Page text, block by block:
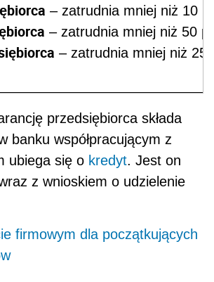
– zatrudnia mniej niż 10
– zatrudnia mniej niż 50
– zatrudnia mniej niż
przedsiębiorca składa
banku współpracującym z
ubiega się o kredyt. Jest on
z wnioskiem o udzielenie
firmowym dla początkujących